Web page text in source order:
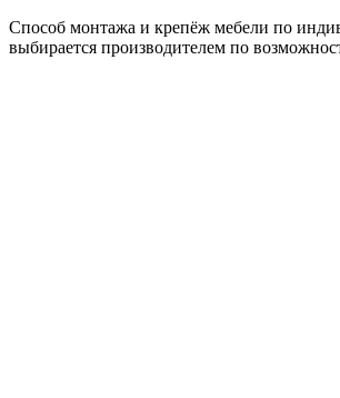
Способ монтажа и крепёж мебели по
выбирается производителем по